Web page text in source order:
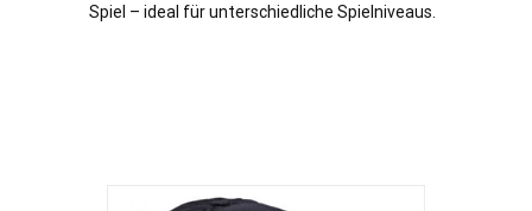
Spiel – ideal für unterschiedliche Spielniveaus.